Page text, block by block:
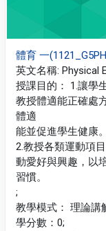
體育 一
英文名稱: Physical
授課目的： 1.讓學
教授體適能正確處
體適
能並促進學生健康。
2.教授各類運動項
動愛好與興趣，以
習慣。
;
教學模式： 理論講
學分數：0;